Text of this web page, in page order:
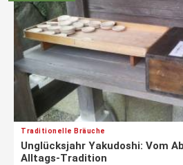
Traditionelle Bräuche
Unglücksjahr Yakudoshi: Vom
Alltags-Tradition